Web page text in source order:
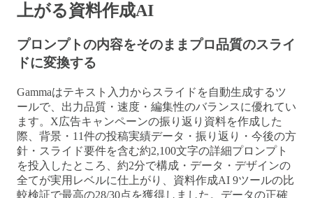
上がる資料作成AI
プロンプトの内容をそのままプロ品質のスライ
ドに変換する
Gammaはテキスト入力からスライドを自動生成するツ
ールで、出力品質・速度・編集性のバランスに優れてい
ます。X広告キャンペーンの振り返り資料を作成した
際、背景・11件の投稿実績データ・振り返り・今後の方
針・スライド要件を含む約2,100文字の詳細プロンプト
を投入したところ、約2分で構成・データ・デザインの
全てが実用レベルに仕上がり、資料作成AI 9ツールの比
較検証で最高の28/30点を獲得しました。データの正確